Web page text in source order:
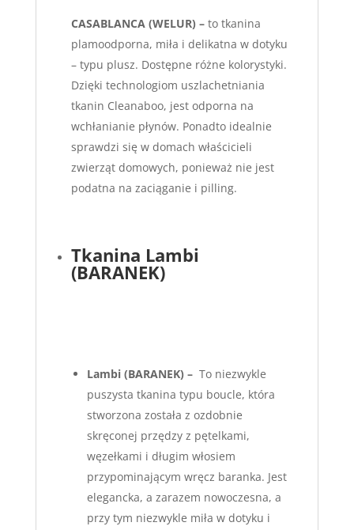
CASABLANCA (WELUR) –to tkanina
plamoodporna, miła i delikatna w dotyku
– typu plusz. Dostępne różne kolorystyki.
Dzięki technologiom uszlachetniania
tkanin Cleanaboo, jest odporna na
wchłanianie płynów. Ponadto idealnie
sprawdzi się w domach właścicieli
zwierząt domowych, ponieważ nie jest
podatna na zaciąganie i pilling.
Tkanina Lambi
(BARANEK)
Lambi (BARANEK) – To niezwykle
puszysta tkanina typu boucle, która
stworzona została z ozdobnie
skręconej przędzy z pętelkami,
węzełkami i długim włosiem
przypominającym wręcz baranka. Jest
elegancka, a zarazem nowoczesna, a
przy tym niezwykle miła w dotyku i